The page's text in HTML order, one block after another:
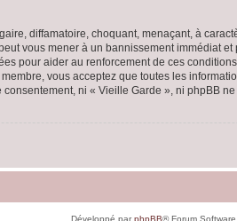
diffamatoire, choquant, menaçant, à
vous mener à un bannissement immédiat
pour aider au renforcement de ces
vous acceptez que toutes les
ni « Vieille Garde », ni phpBB
Développé parphpBB® Forum